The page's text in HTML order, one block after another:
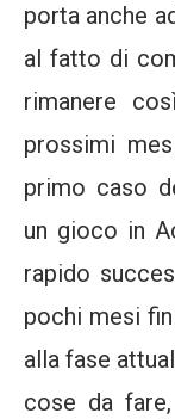
porta anche
al fatto di
rimanere
prossimi
primo caso
un gioco in
rapido
pochi mesi
alla fase
cose da